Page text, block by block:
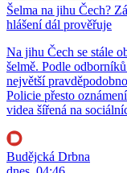
Šelma na jihu Čech?
hlášení dál prověřuje
Na jihu Čech se stále
šelmě. Podle
největší
Policie přesto
videa šířená na
Budějcká Drbna